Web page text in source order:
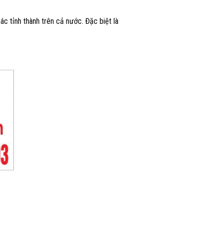
tỉnh thành trên cả nước. Đặc biệt là